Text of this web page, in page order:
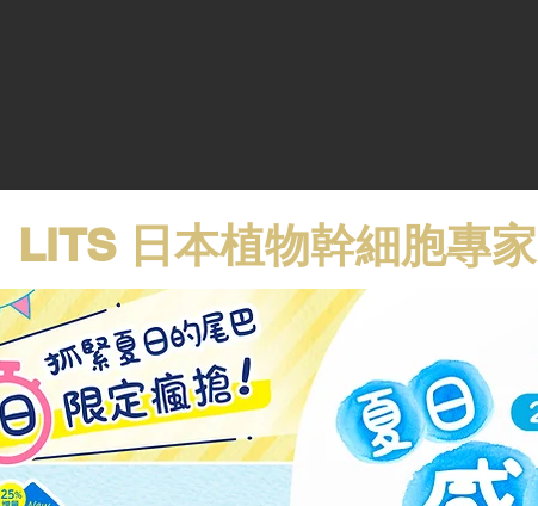
LITS 日本植物幹細胞專家